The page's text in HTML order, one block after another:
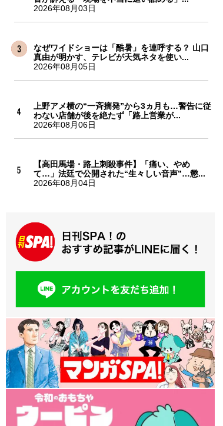
2026年08月03日
なぜワイドショーは「酷暑」を連呼する？ 山口
真由が明かす、テレビが天気ネタを使い...
2026年08月05日
上野アメ横の“一斉摘発”から3ヵ月も…警告に従
わない店舗が後を絶たず「路上営業が...
2026年08月06日
【高田馬場・路上刺殺事件】「痛い、やめ
て…」法廷で公開された“生々しい音声”…懲...
2026年08月04日